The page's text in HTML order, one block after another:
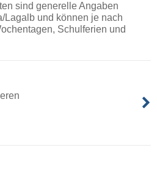
sind generelle Angaben
​Lagalb und können je nach
Schulferien und